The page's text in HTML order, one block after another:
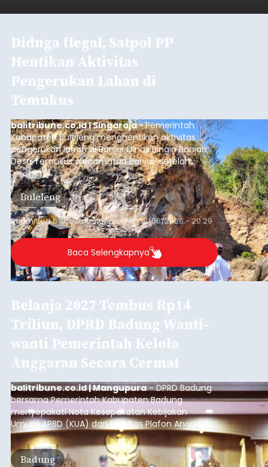
Diduga Ilegal, Satpol PP
Hentikan Aktivitas
Pengerukan Lahan di
Temukus
balitribune.co.id I Singaraja -Pemerintah
Kabupaten Buleleng menghentikan aktivitas
pengerukan lahan di Banjar Dinas Bingin Banjah,
Desa Temukus, Kecamatan Banjar, setelah
ditemukan indikasi kegiatan pengambilan
material yang tidak sesuai dengan peruntukan
kawasan.
Buleleng
Submitted bycontributoronThu, 08/06/2026 - 20:29
Baca Selengkapnya
Belanja 2027 Tembus Rp14
Triliun, DPRD Badung Wanti-
wanti Pemerintah Kelola
Anggaran Secara Cermat
balitribune.co.id | Mangupura- DPRD Badung
bersama Pemerintah Kabupaten Badung
menyepakati Nota Kesepakatan Kebijakan
Umum APBD (KUA) dan Prioritas Plafon Anggaran
Sementara (PPAS) Tahun Anggaran 2027 dalam
rapat paripurna yang digelar di Gedung DPRD
Badung, Kamis (6/8/2026).
Badung